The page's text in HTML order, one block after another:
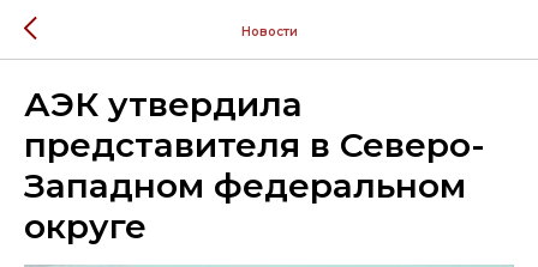
Новости
АЭК утвердила
представителя в Северо-
Западном федеральном
округе